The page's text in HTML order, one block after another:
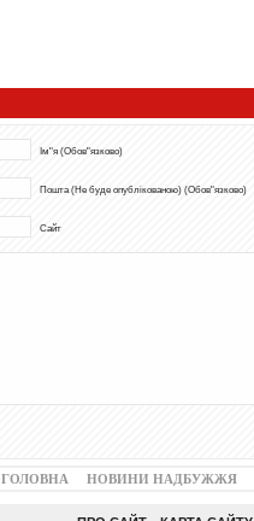
Ім"я (Обов"язково)
Пошта (Не буде опублікованою) (Обов"язково)
Сайт
ГОЛОВНА НОВИНИ НАДБУЖЖЯ